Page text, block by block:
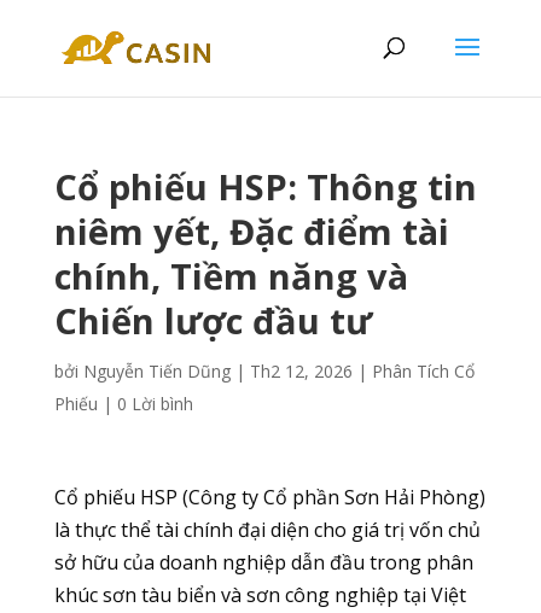
Cổ phiếu HSP: Thông tin
niêm yết, Đặc điểm tài
chính, Tiềm năng và
Chiến lược đầu tư
bởi Nguyễn Tiến Dũng| Th2 12, 2026 | Phân Tích Cổ
Phiếu | 0 Lời bình
Cổ phiếu HSP (Công ty Cổ phần Sơn Hải Phòng)
là thực thể tài chính đại diện cho giá trị vốn chủ
sở hữu của doanh nghiệp dẫn đầu trong phân
khúc sơn tàu biển và sơn công nghiệp tại Việt